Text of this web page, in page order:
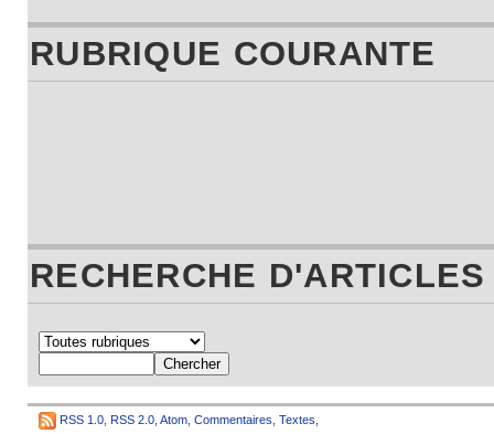
RUBRIQUE COURANTE
RECHERCHE D'ARTICLES
RSS 1.0 RSS 2.0 Atom Commentaires Textes